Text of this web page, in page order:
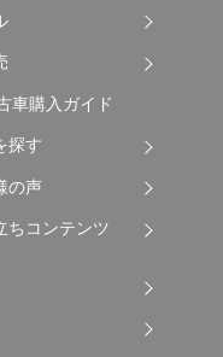
車購入ガイド
探す
の声
ちコンテンツ